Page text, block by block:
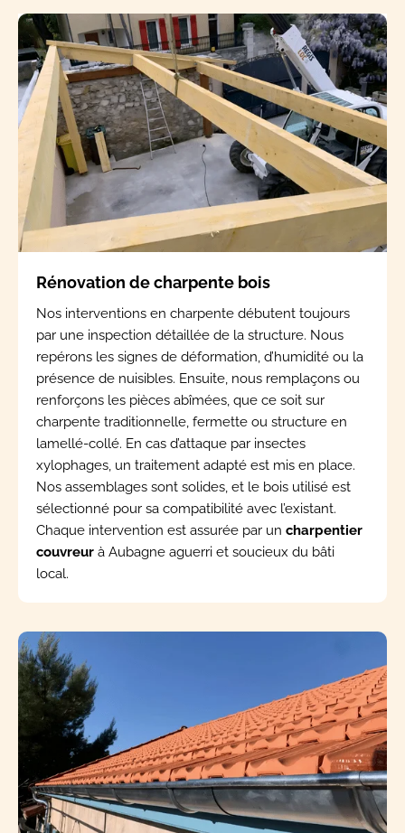
Rénovation de charpente bois
Nos interventions en charpente débutent toujours
par une inspection détaillée de la structure. Nous
repérons les signes de déformation, d’humidité ou la
présence de nuisibles. Ensuite, nous remplaçons ou
renforçons les pièces abîmées, que ce soit sur
charpente traditionnelle, fermette ou structure en
lamellé-collé. En cas d’attaque par insectes
xylophages, un traitement adapté est mis en place.
Nos assemblages sont solides, et le bois utilisé est
sélectionné pour sa compatibilité avec l’existant.
Chaque intervention est assurée par un charpentier
couvreur à Aubagne aguerri et soucieux du bâti
local.